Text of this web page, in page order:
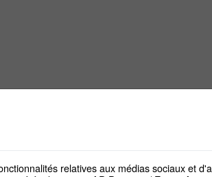
relatives aux médias sociaux et